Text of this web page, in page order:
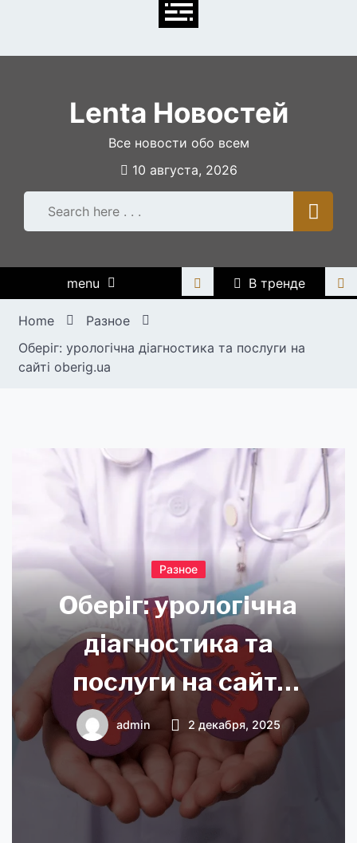
Lenta Новостей
Все новости обо всем
10 августа, 2026
menu В тренде
Home
Разное
Оберіг: урологічна діагностика та послуги на
сайті oberig.ua
Разное
Оберіг: урологічна
діагностика та
послуги на сайті
oberig.ua
admin 2 декабря, 2025